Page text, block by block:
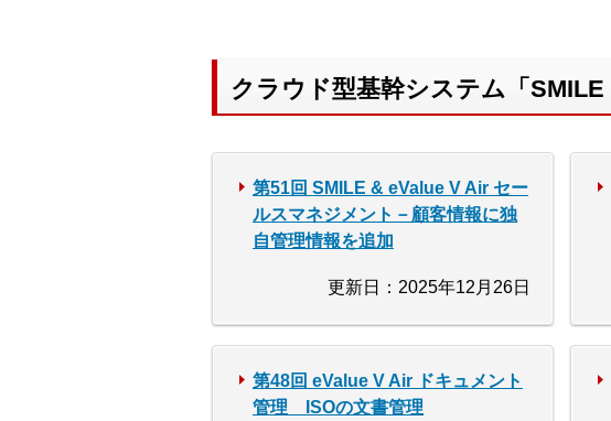
クラウド型基幹システム「
第51回 SMILE & eValue V Air セー
ルスマネジメント－顧客情報に独
自管理情報を追加
更新日：2025年12月26日
第48回 eValue V Air ドキュメント
管理 ISOの文書管理